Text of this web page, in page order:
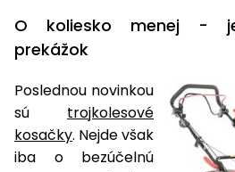
O koliesko menej -
prekážok
Poslednou novinkou
sú trojkolesové
kosačky. Nejde však
iba o bezúčelnú